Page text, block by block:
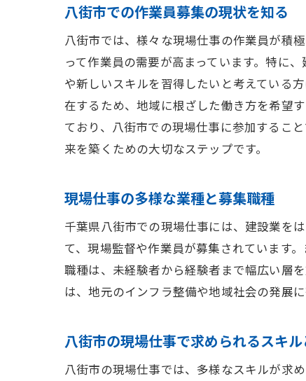
八街市での作業員募集の現状を知る
八街市では、様々な現場仕事の作業員が積
って作業員の需要が高まっています。特に
や新しいスキルを習得したいと考えている
在するため、地域に根ざした働き方を希望
ており、八街市での現場仕事に参加するこ
来を築くための大切なステップです。
現場仕事の多様な業種と募集職種
千葉県八街市での現場仕事には、建設業を
て、現場監督や作業員が募集されています
職種は、未経験者から経験者まで幅広い層
は、地元のインフラ整備や地域社会の発展
八街市の現場仕事で求められるスキ
八街市の現場仕事では、多様なスキルが求